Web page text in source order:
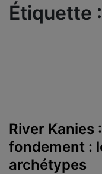
Étiquette :
River Kanies
fondement :
archétypes